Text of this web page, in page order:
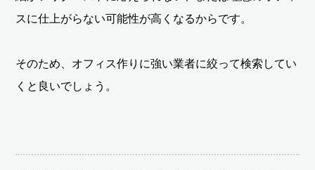
スに仕上がらない可能性が高くなるからです。
そのため、オフィス作りに強い業者に絞って検索してい
くと良いでしょう。